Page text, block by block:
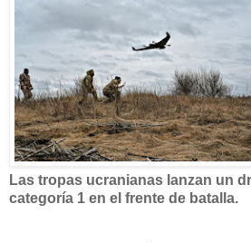
Las tropas ucranianas lanzan un
categoría 1 en el frente de batalla.